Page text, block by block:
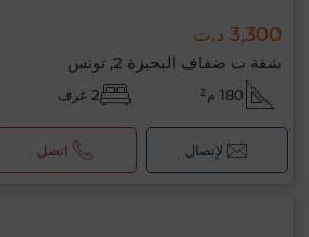
3,300 د.ت
شقة ب ضفاف البحيرة 2, تونس
180 م² 2 غرف
لإتصال اتصل